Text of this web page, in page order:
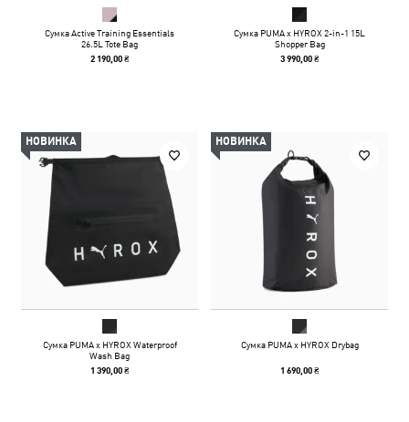
Сумка Active Training Essentials
26.5L Tote Bag
2 190,00 ₴
Сумка PUMA x HYROX 2-in-1 15L
Shopper Bag
3 990,00 ₴
НОВИНКА
Сумка PUMA x HYROX Waterproof
Wash Bag
1 390,00 ₴
НОВИНКА
Сумка PUMA x HYROX Drybag
1 690,00 ₴